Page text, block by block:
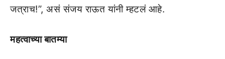
जत्राच!”, असं संजय राऊत यांनी म्हटलं आहे.
महत्वाच्या बातम्या